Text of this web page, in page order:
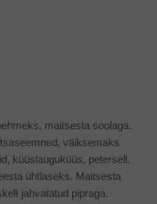
maitsesta soolaga.
väiksemaks
küüslauguküüs, petersell.
ühtlaseks. Maitsesta
jahvatatud pipraga.